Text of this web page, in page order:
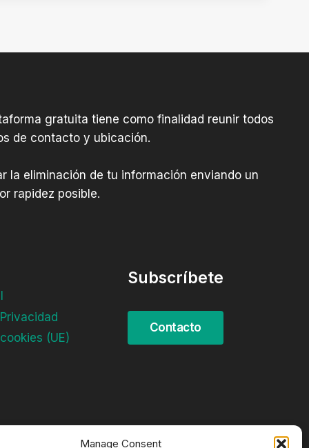
Manage Consent
gratuita tiene como finalidad reunir todos
de contacto y ubicación.
la eliminación de tu información enviando un
rapidez posible.
(UE)
Subscríbete